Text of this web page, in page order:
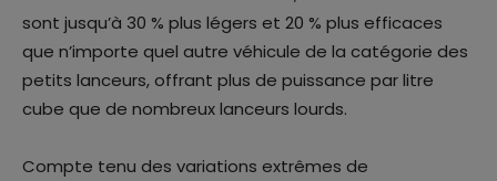
sont jusqu’à 30 % plus légers et 20 % plus efficaces
que n’importe quel autre véhicule de la catégorie des
petits lanceurs, offrant plus de puissance par litre
cube que de nombreux lanceurs lourds.
Compte tenu des variations extrêmes de